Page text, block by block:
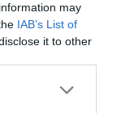
may
IAB’s List of
it to other
more Google